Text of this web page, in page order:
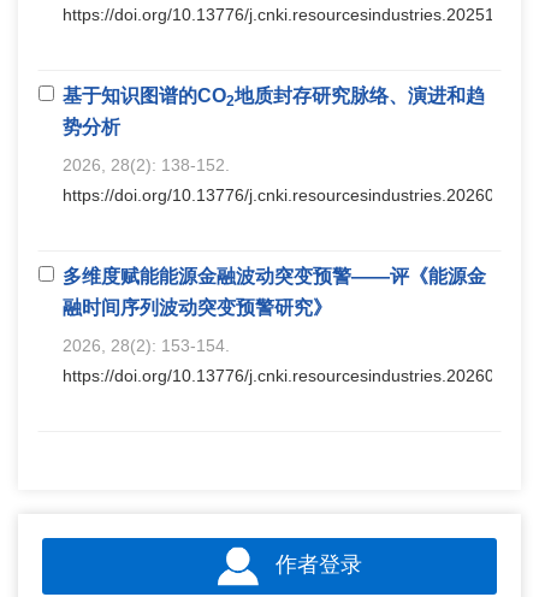
https://doi.org/10.13776/
基于知识图谱的CO2地质封存研究脉络、演进和趋
势分析
2026, 28(2): 138-152.
https://doi.org/10.13776/
多维度赋能能源金融波动突变预警——评《能源金
融时间序列波动突变预警研究》
2026, 28(2): 153-154.
https://doi.org/10.13776/
作者登录